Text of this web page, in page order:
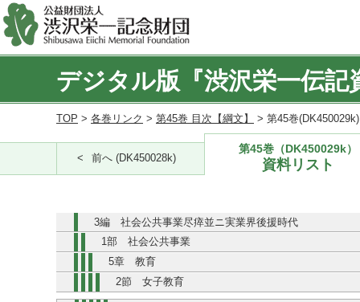
デジタル版『渋沢栄一伝記
TOP > 各巻リンク > 第45巻 目次【綱文】 > 第45巻
前へ (DK450028k)
第45巻（DK450029k）
資料リスト
3編 社会公共事業尽瘁並ニ実業界後援時代
1部 社会公共事業
5章 教育
2節 女子教育